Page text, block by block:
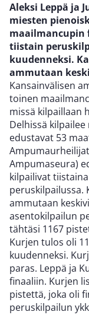
Aleksi Leppä ja
miesten
tiistain
kuudenneksi.
ammutaan
Kansainvälisen
toinen
missä kilpaillaan
Delhissä
edustavat 53
Ampumaseura)
kilpailivat
peruskilpailussa.
ammutaan
asentokilpailun
tähtäsi 1167
Kurjen tulos oli
kuudenneksi.
paras. Leppä ja
finaaliin. Kurjen
pistettä, joka oli
peruskilpailun